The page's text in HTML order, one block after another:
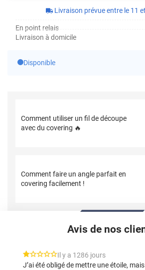
Livraison prévue entre le 11
En point relais
Livraison à domicile
Disponible
Comment utiliser un fil de découpe
avec du covering 🔥
Comment faire un angle parfait en
covering facilement !
Avis de nos
*****
Il y a 1286 jours
J’ai été obligé de mettre une étoile,